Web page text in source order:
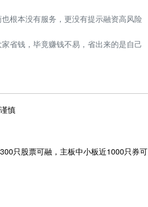
根本没有服务，更没有提示融资高风险
省钱，毕竟赚钱不易，省出来的是自己
慎
只股票可融，主板中小板近1000只券可